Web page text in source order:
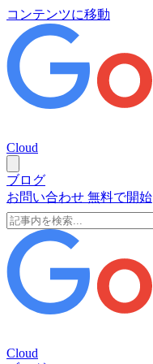
コンテンツに移動
Cloud
ブログ
お問い合わせ 無料で開始
Cloud